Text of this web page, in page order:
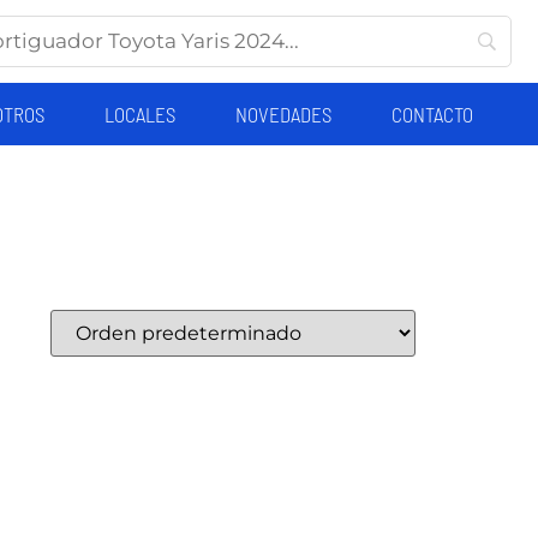
LOCALES NOVEDADES CONTACTO